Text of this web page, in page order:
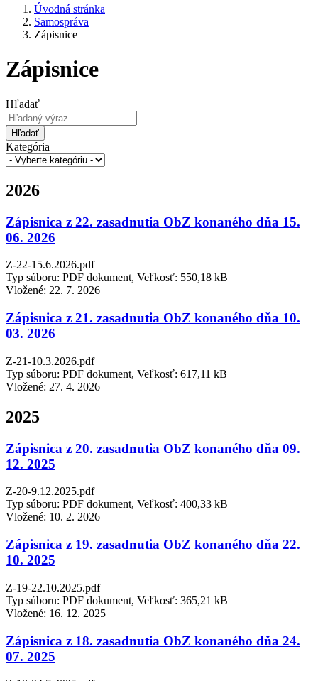
Úvodná stránka
Samospráva
Zápisnice
Zápisnice
Hľadať
Hľadať
Kategória
2026
Zápisnica z 22. zasadnutia ObZ konaného dňa 15.
06. 2026
Z-22-15.6.2026.pdf
Typ súboru: PDF dokument, Veľkosť: 550,18 kB
Vložené: 22. 7. 2026
Zápisnica z 21. zasadnutia ObZ konaného dňa 10.
03. 2026
Z-21-10.3.2026.pdf
Typ súboru: PDF dokument, Veľkosť: 617,11 kB
Vložené: 27. 4. 2026
2025
Zápisnica z 20. zasadnutia ObZ konaného dňa 09.
12. 2025
Z-20-9.12.2025.pdf
Typ súboru: PDF dokument, Veľkosť: 400,33 kB
Vložené: 10. 2. 2026
Zápisnica z 19. zasadnutia ObZ konaného dňa 22.
10. 2025
Z-19-22.10.2025.pdf
Typ súboru: PDF dokument, Veľkosť: 365,21 kB
Vložené: 16. 12. 2025
Zápisnica z 18. zasadnutia ObZ konaného dňa 24.
07. 2025